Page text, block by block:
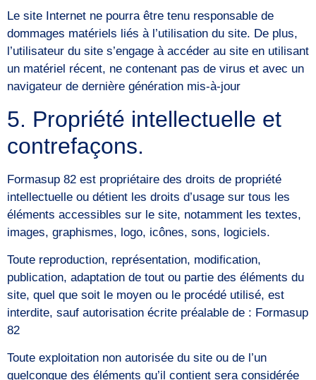
Le site Internet ne pourra être tenu responsable de
dommages matériels liés à l’utilisation du site. De plus,
l’utilisateur du site s’engage à accéder au site en utilisant
un matériel récent, ne contenant pas de virus et avec un
navigateur de dernière génération mis-à-jour
5. Propriété intellectuelle et
contrefaçons.
Formasup 82 est propriétaire des droits de propriété
intellectuelle ou détient les droits d’usage sur tous les
éléments accessibles sur le site, notamment les textes,
images, graphismes, logo, icônes, sons, logiciels.
Toute reproduction, représentation, modification,
publication, adaptation de tout ou partie des éléments du
site, quel que soit le moyen ou le procédé utilisé, est
interdite, sauf autorisation écrite préalable de : Formasup
82
Toute exploitation non autorisée du site ou de l’un
quelconque des éléments qu’il contient sera considérée